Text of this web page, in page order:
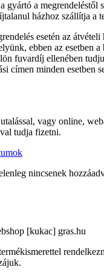
gyártó a megrendeléstől
házhoz szállítja a
esetén az
ebben az esetben a
fuvardíj ellenében
címen minden esetben
vagy online,
tudja fizetni.
nincsenek
[kukac] gras.hu